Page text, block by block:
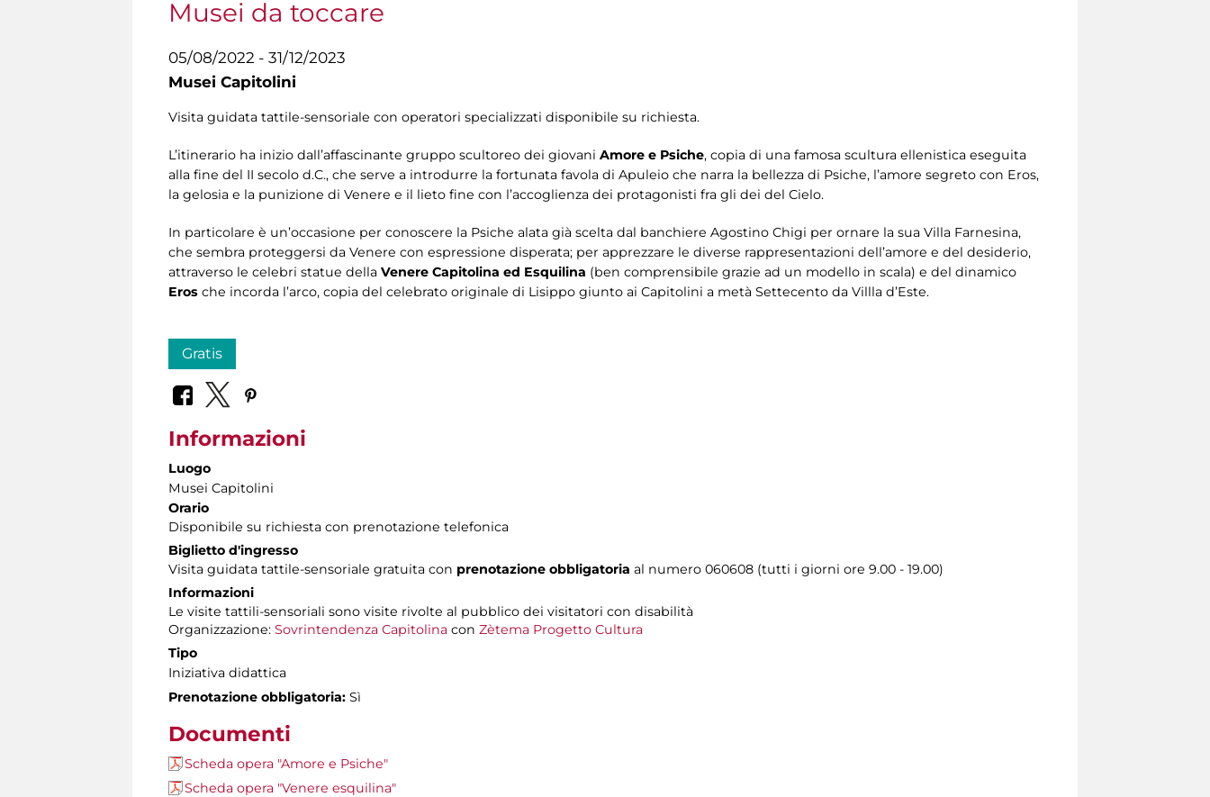
Musei da toccare
05/08/2022 - 31/12/2023
Musei Capitolini
Visita guidata tattile-sensoriale con operatori specializzati disponibile su richiesta.
L’itinerario ha inizio dall’affascinante gruppo scultoreo dei giovani Amore e Psiche, copia di una famosa scultura ellenistica eseguita
alla fine del II secolo d.C., che serve a introdurre la fortunata favola di Apuleio che narra la bellezza di Psiche, l’amore segreto con Eros,
la gelosia e la punizione di Venere e il lieto fine con l’accoglienza dei protagonisti fra gli dei del Cielo.
In particolare è un’occasione per conoscere la Psiche alata già scelta dal banchiere Agostino Chigi per ornare la sua Villa Farnesina,
che sembra proteggersi da Venere con espressione disperata; per apprezzare le diverse rappresentazioni dell’amore e del desiderio,
attraverso le celebri statue della Venere Capitolina ed Esquilina (ben comprensibile grazie ad un modello in scala) e del dinamico
Eros che incorda l’arco, copia del celebrato originale di Lisippo giunto ai Capitolini a metà Settecento da Villla d’Este.
Gratis
Informazioni
Luogo
Musei Capitolini
Orario
Disponibile su richiesta con prenotazione telefonica
Biglietto d'ingresso
Visita guidata tattile-sensoriale gratuita con prenotazione obbligatoria al numero 060608 (tutti i giorni ore 9.00 - 19.00)
Informazioni
Le visite tattili-sensoriali sono visite rivolte al pubblico dei visitatori con disabilità
Organizzazione: Sovrintendenza Capitolina con Zètema Progetto Cultura
Tipo
Iniziativa didattica
Prenotazione obbligatoria: Sì
Documenti
Scheda opera "Amore e Psiche"
Scheda opera "Venere esquilina"